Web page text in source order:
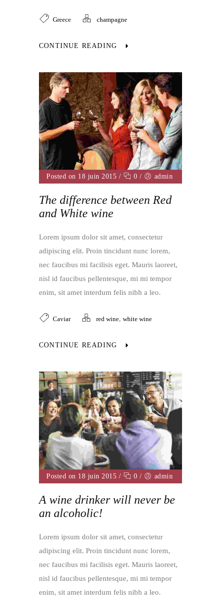
Greece champagne
CONTINUE READING
Posted on 18 juin 2015 / 0 / admin
The difference between Red
and White wine
Lorem ipsum dolor sit amet, consectetur
adipiscing elit. Proin tincidunt nunc lorem,
nec faucibus mi facilisis eget. Mauris laoreet,
nisl id faucibus pellentesque, mi mi tempor
enim, sit amet interdum felis nibh a leo.
Caviar red wine, white wine
CONTINUE READING
Posted on 18 juin 2015 / 0 / admin
A wine drinker will never be
an alcoholic!
Lorem ipsum dolor sit amet, consectetur
adipiscing elit. Proin tincidunt nunc lorem,
nec faucibus mi facilisis eget. Mauris laoreet,
nisl id faucibus pellentesque, mi mi tempor
enim, sit amet interdum felis nibh a leo.